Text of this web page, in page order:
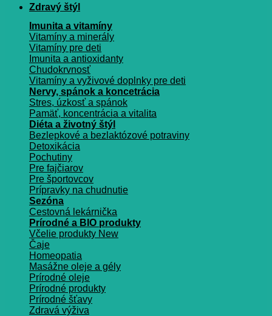
Zdravý štýl
Imunita a vitamíny
Vitamíny a minerály
Vitamíny pre deti
Imunita a antioxidanty
Chudokrvnosť
Vitamíny a vyživové doplnky pre deti
Nervy, spánok a koncetrácia
Stres, úzkosť a spánok
Pamäť, koncentrácia a vitalita
Diéta a životný štýl
Bezlepkové a bezlaktózové potraviny
Detoxikácia
Pochutiny
Pre fajčiarov
Pre športovcov
Prípravky na chudnutie
Sezóna
Cestovná lekárnička
Prírodné a BIO produkty
Včelie produkty
Čaje
Homeopatia
Masážne oleje a gély
Prírodné oleje
Prírodné produkty
Prírodné šťavy
Zdravá výživa